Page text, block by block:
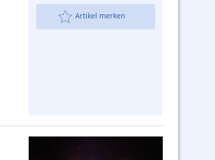
Artikel merken